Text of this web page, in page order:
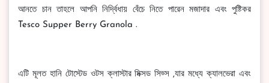
আনতে চান তাহলে আপনি নির্দ্বিধায় বেঁচে নিতে পারেন মজাদার এবং পুষ্টিকর
Tesco Supper Berry Granola .
এটি মূলত হানি টোস্টেড ওটস ক্লাস্টার মিক্সড সিড্স ,যার মধ্যে ক্যালভেরা এবং